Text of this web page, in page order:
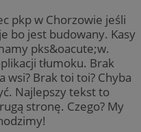
pkp w Chorzowie jeśli
bo jest budowany. Kasy
pks&oacute;w.
tłumoku. Brak
wsi? Brak toi toi? Chyba
Najlepszy tekst to
stronę. Czego? My